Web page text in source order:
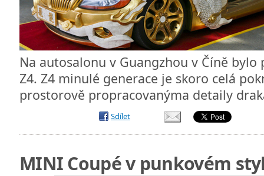
Na autosalonu v Guangzhou v Číně
Z4. Z4 minulé generace je skoro celá
prostorově propracovanýma detaily
Sdílet
MINI Coupé v punkovém